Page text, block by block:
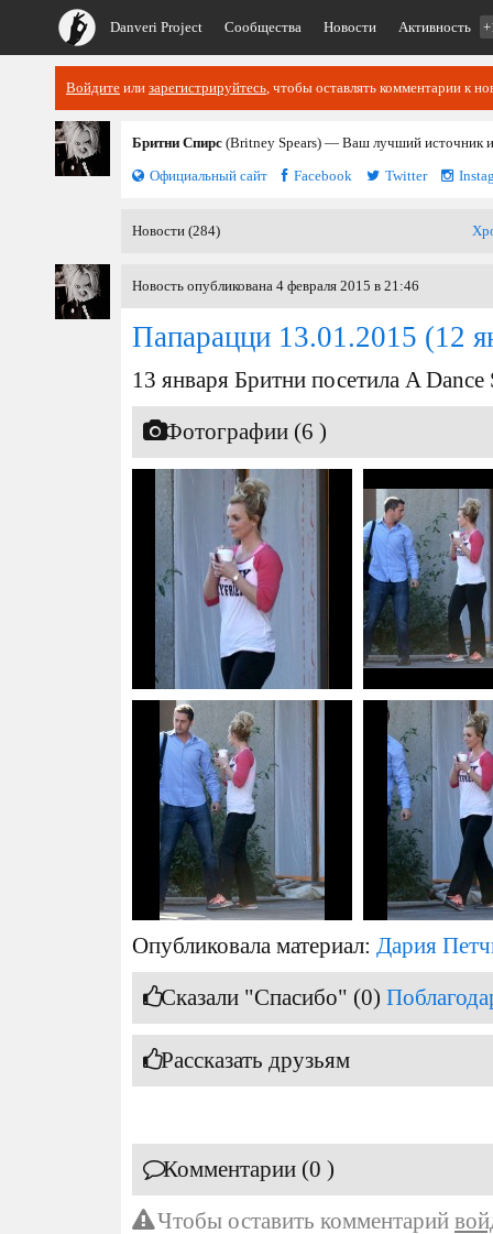
Danveri Project Сообщества Новости Активность
Войдите или зарегистрируйтесь, чтобы оставлять комментарии к
Бритни Спирс (Britney Spears) — Ваш лучший источник
Официальный сайт
Facebook Twitter
Новости (284)
Новость опубликована 4 февраля 2015 в 21:46
Папарацци 13.01.2015 (12
13 января Бритни посетила A
Фотографии (6 )
Опубликовала материал: Дария
Сказали "Спасибо" (0)
Рассказать друзьям
Комментарии (0 )
Чтобы оставить комментарий